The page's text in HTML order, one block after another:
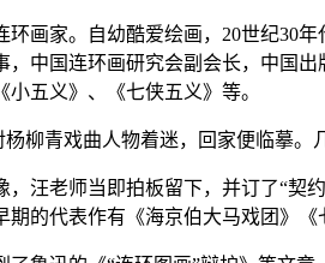
画家。自幼酷爱绘画，20世纪30
中国连环画研究会副会长，中国
五义》、《七侠五义》等。
柳青戏曲人物着迷，回家便临摹。
汪老师当即拍板留下，并订了“
的代表作有《海京伯大马戏团》《